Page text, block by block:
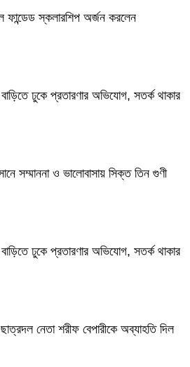
ফান্ডেড স্কলারশিপ অর্জন করলেন
ঢুকে প্রতারণার অভিযোগ, সতর্ক থাকার
সম্মাননা ও ভালোবাসায় সিক্ত তিন গুণী
ঢুকে প্রতারণার অভিযোগ, সতর্ক থাকার
নেতা শরীফ বেপারীকে অব্যাহতি দিল